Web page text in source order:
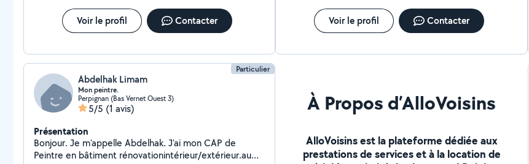
me contacter pour un devis gratuit ou un simple
renseignement ! Disponible sur Perpignan et 50 km aux
alentours À bientôt Mickaël
Voir le profil Contacter Voir le profil Contacter
Particulier
Abdelhak Limam
Mon peintre.
Perpignan (Bas Vernet Ouest 3)
5/5 (1 avis)
Présentation
Bonjour. Je m'appelle Abdelhak. J'ai mon CAP de
Peintre en bâtiment rénovationintérieur/extérieur.au
À Propos d’AlloVoisins
AlloVoisins est la plateforme dédiée aux
prestations de services et à la location de